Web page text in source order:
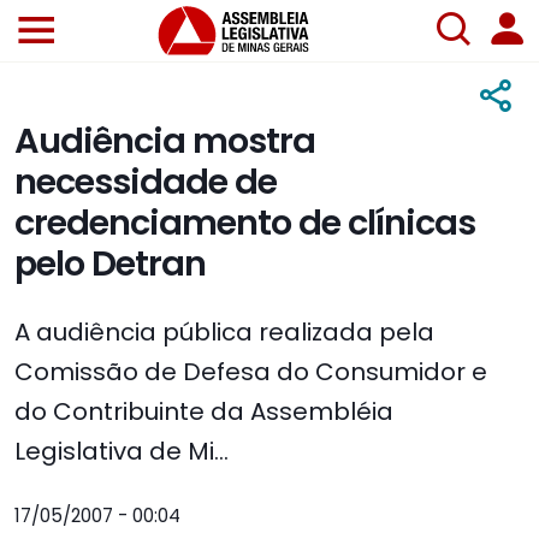
Audiência mostra
necessidade de
credenciamento de clínicas
pelo Detran
A audiência pública realizada pela
Comissão de Defesa do Consumidor e
do Contribuinte da Assembléia
Legislativa de Mi...
17/05/2007 - 00:04